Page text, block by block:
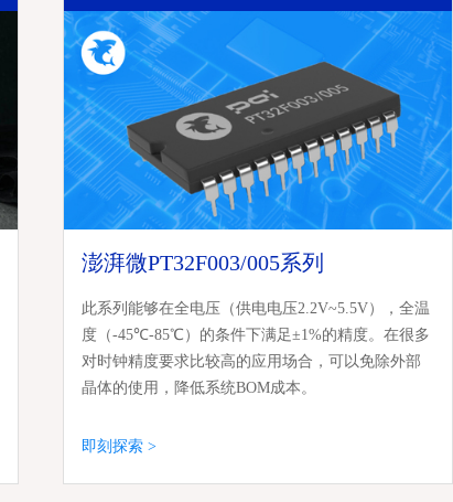
澎湃微PT32F003/005系列
此系列能够在全电压（供电电压2.2V~5.5V），全温
度（-45℃-85℃）的条件下满足±1%的精度。在很多
对时钟精度要求比较高的应用场合，可以免除外部
晶体的使用，降低系统BOM成本。
即刻探索 >